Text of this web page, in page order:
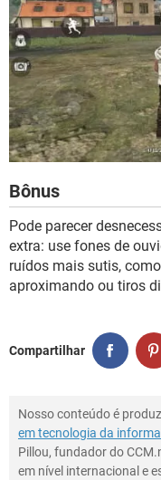
Bônus
Pode parecer
extra: use fones de
ruídos mais sutis,
aproximando ou tiros
Compartilhar
Nosso conteúdo é
em tecnologia da
Pillou, fundador do
em nível internacional e